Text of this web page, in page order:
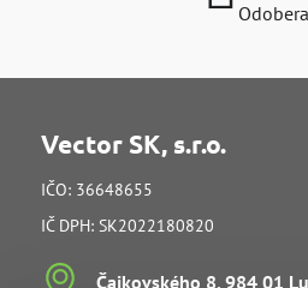
Vector SK, s.r.o.
IČO: 36648655
IČ DPH: SK2022180820
Čajkovského 8, 984 01